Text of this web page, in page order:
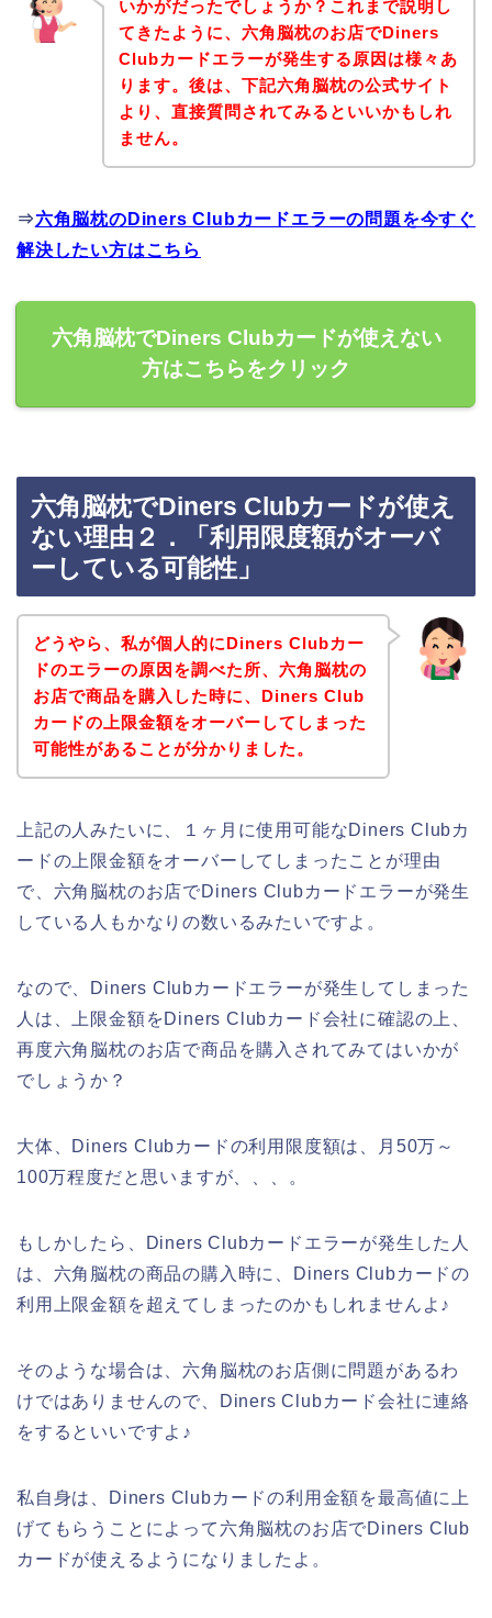
いかがだったでしょうか？これまで説明し
てきたように、六角脳枕のお店でDiners
Clubカードエラーが発生する原因は様々あ
ります。後は、下記六角脳枕の公式サイト
より、直接質問されてみるといいかもしれ
ません。
⇒六角脳枕のDiners Clubカードエラーの問題を今すぐ
解決したい方はこちら
六角脳枕でDiners Clubカードが使えない
方はこちらをクリック
六角脳枕でDiners Clubカードが使え
ない理由２．「利用限度額がオーバ
ーしている可能性」
どうやら、私が個人的にDiners Clubカー
ドのエラーの原因を調べた所、六角脳枕の
お店で商品を購入した時に、Diners Club
カードの上限金額をオーバーしてしまった
可能性があることが分かりました。
上記の人みたいに、１ヶ月に使用可能なDiners Clubカ
ードの上限金額をオーバーしてしまったことが理由
で、六角脳枕のお店でDiners Clubカードエラーが発生
している人もかなりの数いるみたいですよ。
なので、Diners Clubカードエラーが発生してしまった
人は、上限金額をDiners Clubカード会社に確認の上、
再度六角脳枕のお店で商品を購入されてみてはいかが
でしょうか？
大体、Diners Clubカードの利用限度額は、月50万～
100万程度だと思いますが、、、。
もしかしたら、Diners Clubカードエラーが発生した人
は、六角脳枕の商品の購入時に、Diners Clubカードの
利用上限金額を超えてしまったのかもしれませんよ♪
そのような場合は、六角脳枕のお店側に問題があるわ
けではありませんので、Diners Clubカード会社に連絡
をするといいですよ♪
私自身は、Diners Clubカードの利用金額を最高値に上
げてもらうことによって六角脳枕のお店でDiners Club
カードが使えるようになりましたよ。